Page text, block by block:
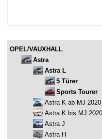
OPEL/VAUXHALL
Astra
Astra L
5 Türer
Sports Tourer
Astra K ab MJ 2020
Astra K bis MJ 2020
Astra J
Astra H